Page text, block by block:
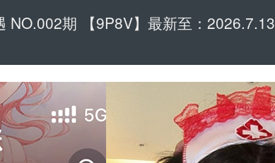
NO.002期 【9P8V】最新至：2026.7.13